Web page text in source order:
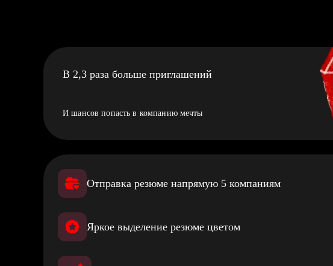
В 2,3 раза больше приглашений
И шансов попасть в компанию мечты
Отправка резюме напрямую 5 компаниям
Яркое выделение резюме цветом